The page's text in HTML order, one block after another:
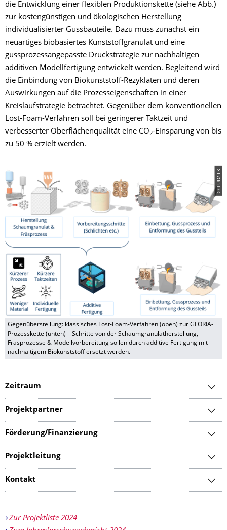
die Entwicklung einer flexiblen Produktionskette (siehe Abb.)
zur kostengünstigen und ökologischen Herstellung
individualisierter Gussbauteile. Dazu muss zunächst ein
neuartiges biobasiertes Kunststoffgranulat und eine
gussprozessangepasste Druckstrategie zur nachhaltigen
additiven Modellfertigung entwickelt werden. Begleitend wird
die Einbindung von Biokunststoff-Rezyklaten und deren
Auswirkungen auf die Prozesseigenschaften in einer
Kreislaufstrategie betrachtet. Gegenüber dem konventionellen
Lost-Foam-Verfahren soll bei geringerer Taktzeit und
verbesserter Oberflächenqualität eine CO2-Einsparung von bis
zu 50 % erzielt werden.
© TUD/ILK
Gegenüberstellung: klassisches Lost-Foam-Verfahren (oben) zur GLORIA-
Prozesskette (unten) – Schritte von der Schaumgranulatherstellung,
Fräsprozesse & Modellvorbereitung sollen durch additive Fertigung mit
nachhaltigem Biokunststoff ersetzt werden.
Zeitraum
Projektpartner
Förderung/Finanzierung
Projektleitung
Kontakt
Zur Projektliste 2024